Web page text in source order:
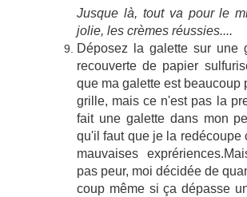
Jusque là, tout va pour le
jolie, les crèmes réussies....
Déposez la galette sur une
recouverte de papier
que ma galette est beaucoup
grille, mais ce n'est pas la
fait une galette dans mon
qu'il faut que je la redécoupe
mauvaises
pas peur, moi décidée de
coup même si ça dépasse